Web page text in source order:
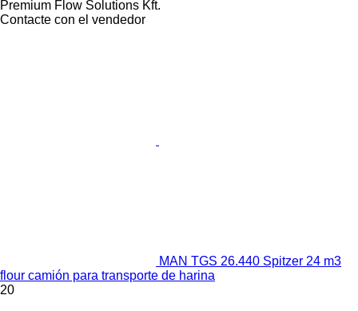
Premium Flow Solutions Kft.
Contacte con el vendedor
MAN TGS 26.440 Spitzer 24 m3
flour camión para transporte de harina
20